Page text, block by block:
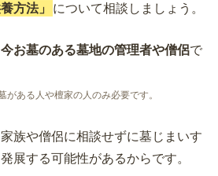
方法」
について相談しましょう。
お墓のある墓地の管理者や僧侶で
ある人や檀家の人のみ必要です。
族や僧侶に相談せずに墓じまいす
展する可能性があるからです。